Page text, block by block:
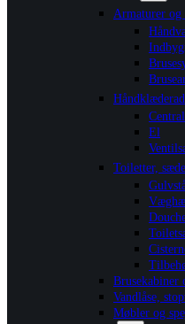
Armaturer og
El
Toiletter,
Brusekabiner
Vandlåse,
Møbler og